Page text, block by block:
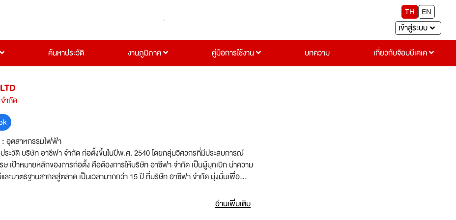
TH
EN
เข้าสู่ระบบ
ค้นหาประวัติ งานภูมิภาค คู่มือการใช้งาน บทความ เกี่ยวกับจ๊อบบีเคเค
ำกัด
:อุตสาหกรรมไฟฟ้า
ประวัติ บริษัท อาซีฟา จำกัด ก่อตั้งขึ้นในปีพ.ศ. 2540 โดยกลุ่มวิศวกรที่มีประสบการณ์
ษ เป้าหมายหลักของการก่อตั้ง คือต้องการให้บริษัท อาซีฟา จำกัด เป็นผู้บุกเบิก นำความ
และมาตรฐานสากลสู่ตลาด เป็นเวลามากกว่า 15 ปี ที่บริษัท อาซีฟา จำกัด มุ่งมั่นเพื่อ
นี้เราเป็นผู้นำตลาดในการจำหน่ายไฟฟ้าและพลังงานอย่างมีประสิทธิภาพ เราขอขอบคุณ
งรวมทั้งพนักงานของเรา และเราหวังว่าจะประสบความสำเร็จอย่างต่อเนื่องในการบริการ
อ่านเพิ่มเติม